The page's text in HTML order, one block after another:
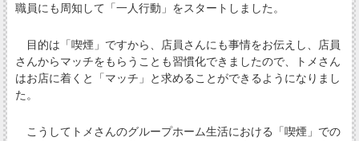
職員にも周知して「一人行動」をスタートしました。
目的は「喫煙」ですから、店員さんにも事情をお伝えし、店員
さんからマッチをもらうことも習慣化できましたので、トメさん
はお店に着くと「マッチ」と求めることができるようになりまし
た。
こうしてトメさんのグループホーム生活における「喫煙」での